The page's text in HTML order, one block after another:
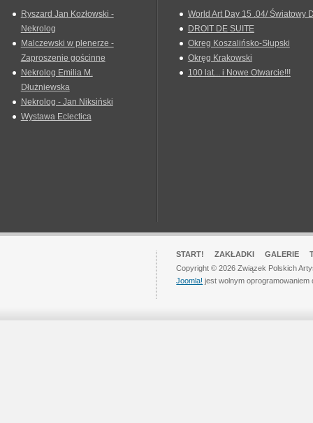
Ryszard Jan Kozłowski -
Nekrolog
Malczewski w plenerze -
Zaproszenie gościnne
Nekrolog Emilia M.
Dłużniewska
Nekrolog - Jan Niksiński
Wystawa Eclectica
World Art Day 15 .04/ Światowy
DROIT DE SUITE
Okreg Koszalińsko-Słupski
Okręg Krakowski
100 lat... i Nowe Otwarcie!!!
START! ZAKŁADKI GALERIE
Copyright © 2026 Związek Polskich
Joomla! jest wolnym